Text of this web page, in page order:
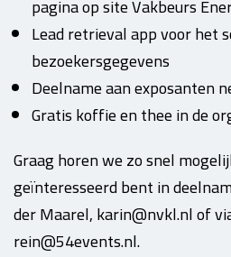
pagina op site Vakbeurs
Lead retrieval app voor het
bezoekersgegevens
Deelname aan exposanten
Gratis koffie en thee in de
Graag horen we zo snel
geïnteresseerd bent in
der Maarel, karin@nvkl.nl of
rein@54events.nl.